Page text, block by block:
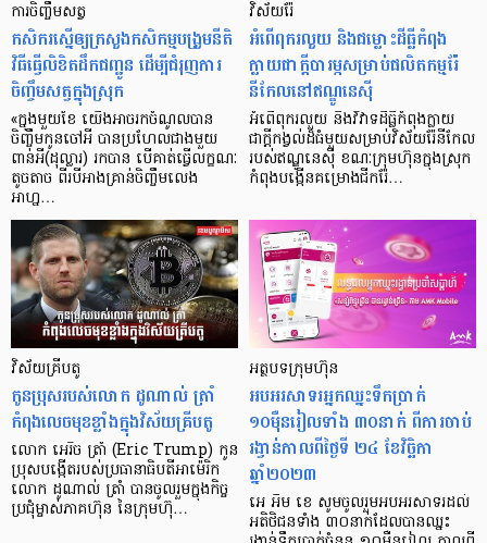
ការចិញ្ចឹមសត្វ
កសិករស្នើឲ្យក្រសួងកសិកម្មបង្រួមនីតិ
វិធីធ្វើលិខិតដឹកជញ្ជូន ដើម្បីជំរុញការ
ចិញ្ចឹមសត្វក្នុងស្រុក
«ក្នុងមួយខែ យើងអាចរកចំណូលបាន
ចិញ្ចឹមកូនចៅអី បានប្រហែលជាងមួយ
ពាន់អី(ដុល្លារ) រកបាន បើគាត់ធ្វើលក្ខណៈ
តូចតាច ពីរបីអាងគ្រាន់ចិញ្ចឹមលេង
អាហ្ន…
វិស័យរ៉ែ
អំពើពុករលួយ និងជម្លោះដីធ្លីកំពុង
ក្លាយជាក្តីបារម្ភសម្រាប់ផលិតកម្មរ៉ែ
នីកែលនៅឥណ្ឌូនេស៊ី
អំពើពុករលួយ និងវិវាទដីធ្លីកំពុងក្លាយ
ជាក្តីកង្វល់ដ៏ធំមួយសម្រាប់វិស័យរ៉ែនីកែល
របស់ឥណ្ឌូនេស៊ី ខណៈក្រុមហ៊ុនក្នុងស្រុក
កំពុងបង្កើនគម្រោងជីករ៉ែ…
វិស័យគ្រីបតូ
កូនប្រុសរបស់លោក ដូណាល់ ត្រាំ
កំពុងលេចមុខខ្លាំងក្នុងវិស័យគ្រីបតូ
លោក អេរិច ត្រាំ (Eric Trump) កូន
ប្រុសបង្កើតរបស់ប្រធានាធិបតីអាម៉េរិក
លោក ដូណាល់ ត្រាំ បានចូលរួមក្នុងកិច្ច
ប្រជុំម្ចាស់ភាគហ៊ុន នៃក្រុមហ៊ុ…
អត្ថបទក្រុមហ៊ុន
អបអរសាទរអ្នកឈ្នះទឹកប្រាក់
១០ម៉ឺនរៀលទាំង ៣០នាក់ ពីការចាប់
រង្វាន់កាលពីថ្ងៃទី ២៤ ខែវិច្ឆិកា
ឆ្នាំ២០២៣
អេ អឹម ខេ សូមចូលរួមអបអរសាទរដល់
អតិថិជនទាំង ៣០នាក់ដែលបានឈ្នះ